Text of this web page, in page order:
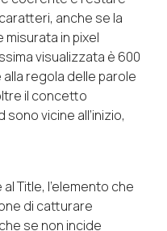
anche se la
in pixel
visualizzata è 600
regola delle parole
il concetto
sono vicine all’inizio,
Title, l’elemento che
di catturare
se non incide